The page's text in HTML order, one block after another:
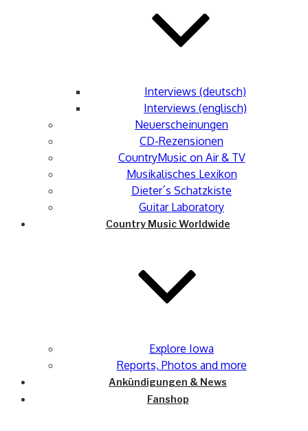
Interviews (deutsch)
Interviews (englisch)
Neuerscheinungen
CD-Rezensionen
CountryMusic on Air & TV
Musikalisches Lexikon
Dieter´s Schatzkiste
Guitar Laboratory
Country Music Worldwide
Explore Iowa
Reports, Photos and more
Ankündigungen & News
Fanshop